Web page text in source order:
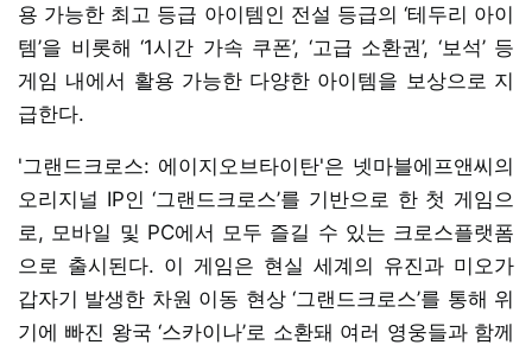
용 가능한 최고 등급 아이템인 전설 등급의 ‘테두리 아이
템’을 비롯해 ‘1시간 가속 쿠폰’, ‘고급 소환권’, ‘보석’ 등
게임 내에서 활용 가능한 다양한 아이템을 보상으로 지
급한다.
'그랜드크로스: 에이지오브타이탄'은 넷마블에프앤씨의
오리지널 IP인 ‘그랜드크로스’를 기반으로 한 첫 게임으
로, 모바일 및 PC에서 모두 즐길 수 있는 크로스플랫폼
으로 출시된다. 이 게임은 현실 세계의 유진과 미오가
갑자기 발생한 차원 이동 현상 ‘그랜드크로스’를 통해 위
기에 빠진 왕국 ‘스카이나’로 소환돼 여러 영웅들과 함께